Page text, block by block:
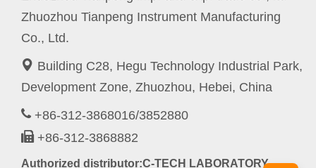
Zhuozhou Tianpeng Instrument Manufacturing
Co., Ltd.
Building C28, Hegu Technology Industrial Park,
Development Zone, Zhuozhou, Hebei, China
+86-312-3868016/3852880
+86-312-3868882
Authorized distributor:C-TECH LABORATORY